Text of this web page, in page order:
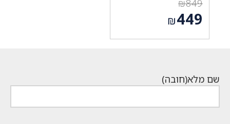
₪849
המחיר
המקורי
היה:
₪449
שם מלא(חובה)